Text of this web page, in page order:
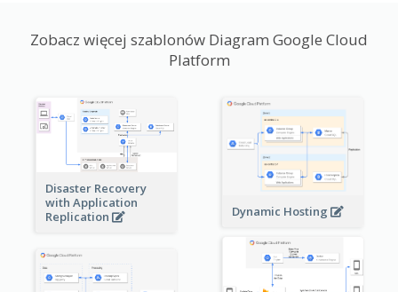
Zobacz więcej szablonów Diagram Google Cloud
Platform
Disaster Recovery
with Application
Replication
Dynamic Hosting